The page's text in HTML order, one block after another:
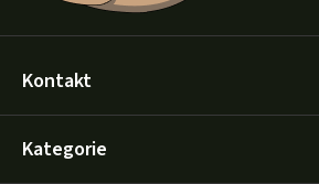
Kontakt
Kategorie